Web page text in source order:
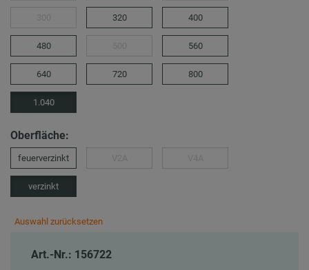
320 400
480 560
640 720 800
1.040
Oberfläche:
feuerverzinkt
verzinkt
Auswahl zurücksetzen
Art.-Nr.: 156722